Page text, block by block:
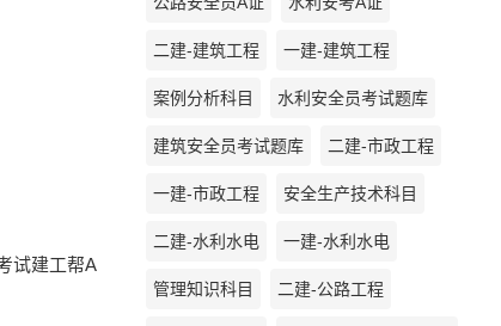
试建工帮A
二建-建筑工程 一建-建筑工程
案例分析科目 水利安全员考试题库
建筑安全员考试题库 二建-市政工程
一建-市政工程 安全生产技术科目
二建-水利水电 一建-水利水电
管理知识科目 二建-公路工程